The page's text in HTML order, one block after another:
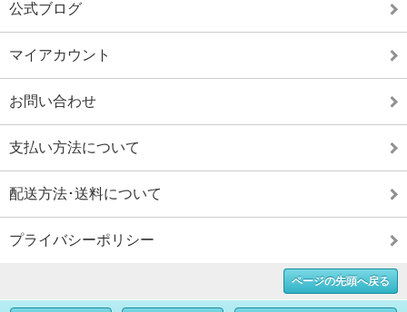
公式ブログ
マイアカウント
お問い合わせ
支払い方法について
配送方法･送料について
プライバシーポリシー
ページの先頭へ戻る